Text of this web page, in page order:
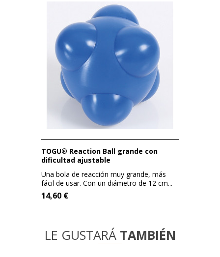
TOGU® Reaction Ball grande con
dificultad ajustable
Una bola de reacción muy grande, más
fácil de usar. Con un diámetro de 12 cm...
14,60 €
LE GUSTARÁ TAMBIÉN